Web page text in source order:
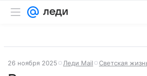
26 ноября 2025 Леди Mail Светская